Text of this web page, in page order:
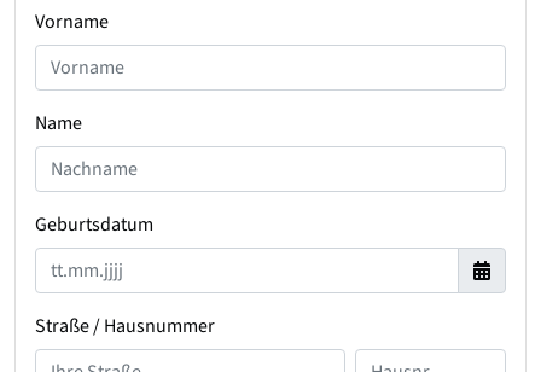
Vorname
Name
Geburtsdatum
Straße / Hausnummer